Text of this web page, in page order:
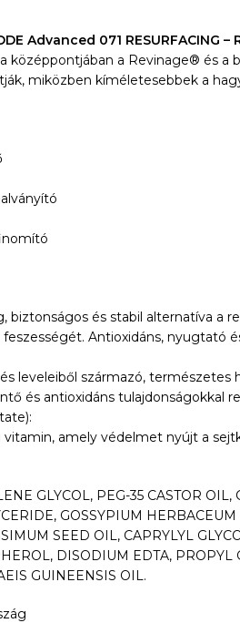
Advanced 071 RESURFACING –
középpontjában a Revinage® és a
miközben kíméletesebbek a
biztonságos és stabil alternatíva a
feszességét. Antioxidáns,
leveleiből származó,
és antioxidáns tulajdonságokkal
amely védelmet nyújt a
GLYCOL, PEG-35 CASTOR
GOSSYPIUM
SEED OIL, CAPRYLYL
DISODIUM EDTA, PROPYL
GUINEENSIS OIL.